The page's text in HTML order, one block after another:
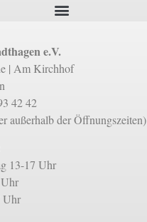
e.V.
| Am Kirchhof
42 42
außerhalb der Öffnungszeiten)
13-17 Uhr